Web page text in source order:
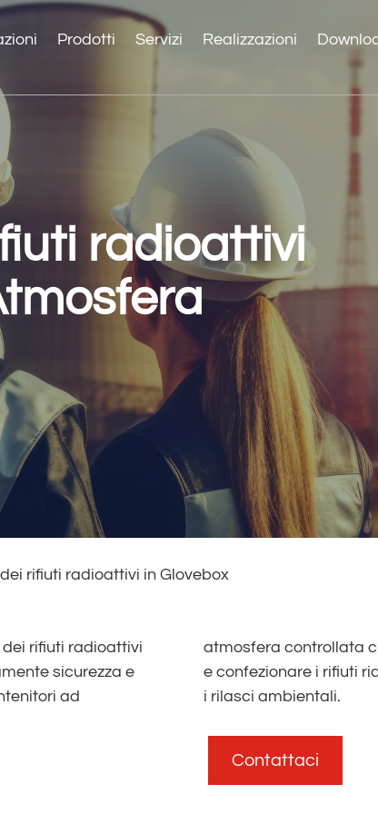
Prodotti Servizi Realizzazioni
radioattivi
rifiuti radioattivi in Glovebox
rifiuti radioattivi
sicurezza e
ad
smistare
degli operatori e
i rilasci ambientali.
Contattaci